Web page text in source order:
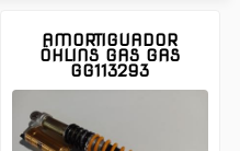
AMORTIGUADOR
ÖHLINS GAS GAS
GG113293